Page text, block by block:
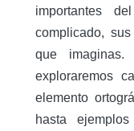
importantes
complicado,
que
exploraremos
elemento
hasta